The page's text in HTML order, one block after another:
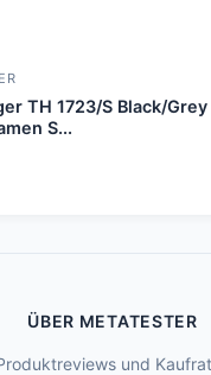
TH 1723/S Black/Grey
S...
ÜBER METATESTER
und